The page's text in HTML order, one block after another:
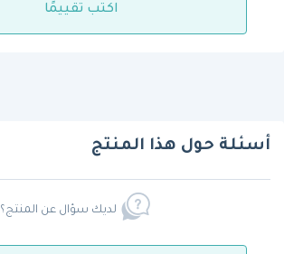
اكتب تقييمًا
أسئلة حول هذا المنتج
لديك سؤال عن المنتج؟